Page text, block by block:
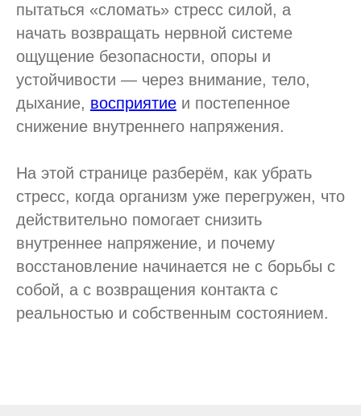
пытаться «сломать» стресс силой, а
начать возвращать нервной системе
ощущение безопасности, опоры и
устойчивости — через внимание, тело,
дыхание, восприятие и постепенное
снижение внутреннего напряжения.
На этой странице разберём, как убрать
стресс, когда организм уже перегружен, что
действительно помогает снизить
внутреннее напряжение, и почему
восстановление начинается не с борьбы с
собой, а с возвращения контакта с
реальностью и собственным состоянием.